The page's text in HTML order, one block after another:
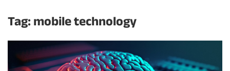
Tag:mobile technology